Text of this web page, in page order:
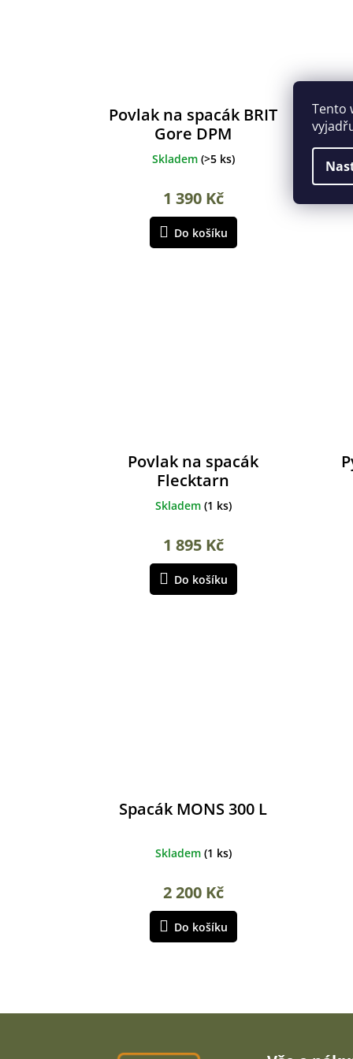
Tento
Povlak na spacák BRIT
Gore DPM
Skladem (>5 ks)
1 390 Kč
Do košíku
Povlak na spacák
Flecktarn
Skladem (1 ks)
1 895 Kč
Do košíku
Spacák MONS 300 L
Skladem (1 ks)
2 200 Kč
Do košíku